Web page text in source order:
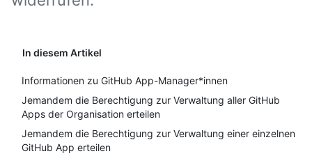
In diesem Artikel
Informationen zu GitHub App-Manager*innen
Jemandem die Berechtigung zur Verwaltung aller GitHub
Apps der Organisation erteilen
Jemandem die Berechtigung zur Verwaltung einer einzelnen
GitHub App erteilen